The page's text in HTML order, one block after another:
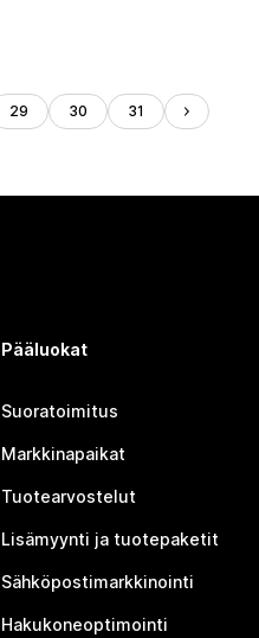
29 30 31
Pääluokat
Suoratoimitus
Markkinapaikat
Tuotearvostelut
Lisämyynti ja tuotepaketit
Sähköpostimarkkinointi
Hakukoneoptimointi